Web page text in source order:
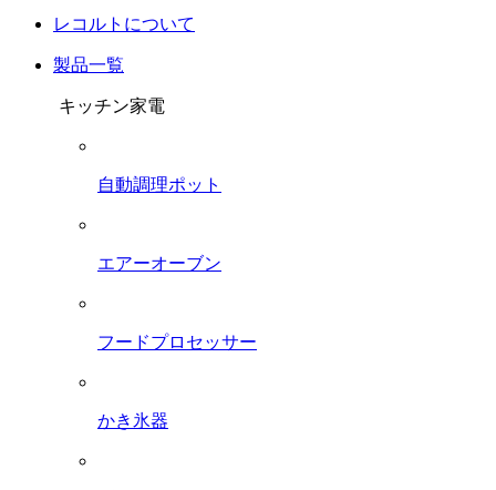
レコルトについて
製品一覧
キッチン家電
自動調理ポット
エアーオーブン
フードプロセッサー
かき氷器